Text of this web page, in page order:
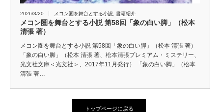
2026/3/20 メコン圏を舞台とする小説 書籍紹介
メコン圏を舞台とする小説 第58回「象の白い脚」（松本
清張 著）
メコン圏を舞台とする小説 第58回「象の白い脚」（松本 清張 著）
「象の白い脚」（松本 清張 著、松本清張プレミアム・ミステリー、
光文社文庫＜光文社＞、2017年11月発行） 「象の白い脚」（松本
清張 著…
トップページに戻る